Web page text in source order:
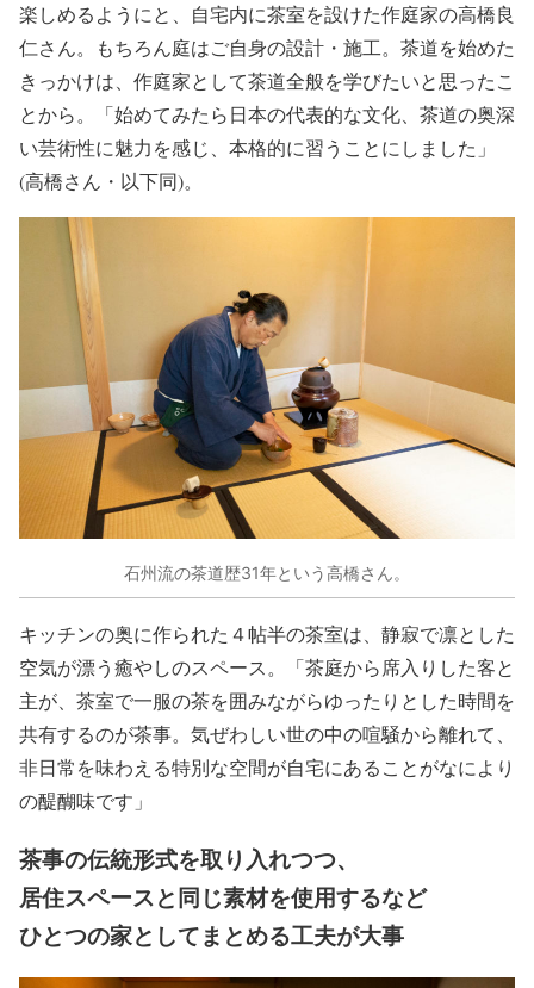
楽しめるようにと、自宅内に茶室を設けた作庭家の高橋良
仁さん。もちろん庭はご自身の設計・施工。茶道を始めた
きっかけは、作庭家として茶道全般を学びたいと思ったこ
とから。「始めてみたら日本の代表的な文化、茶道の奥深
い芸術性に魅力を感じ、本格的に習うことにしました」
(高橋さん・以下同)。
石州流の茶道歴31年という高橋さん。
キッチンの奥に作られた４帖半の茶室は、静寂で凛とした
空気が漂う癒やしのスペース。「茶庭から席入りした客と
主が、茶室で一服の茶を囲みながらゆったりとした時間を
共有するのが茶事。気ぜわしい世の中の喧騒から離れて、
非日常を味わえる特別な空間が自宅にあることがなにより
の醍醐味です」
茶事の伝統形式を取り入れつつ、
居住スペースと同じ素材を使用するなど
ひとつの家としてまとめる工夫が大事